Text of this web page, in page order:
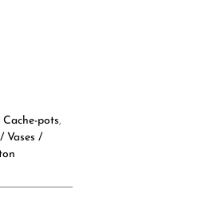
Cache-pots,
Vases /